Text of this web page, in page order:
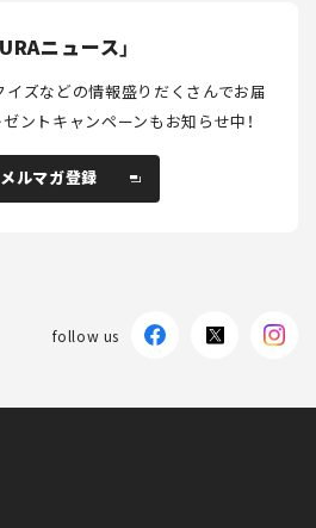
ニュース」
ズなどの情報盛りだくさんでお届
ントキャンペーンもお知らせ中！
メルマガ登録
follow us